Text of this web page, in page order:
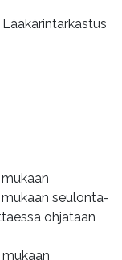
seulonta-
ohjataan